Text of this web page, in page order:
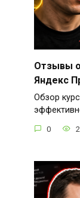
Отзывы
Яндекс
Обзор
0 2